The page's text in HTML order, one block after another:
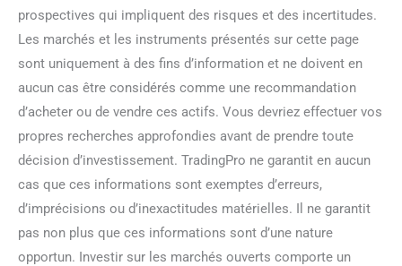
prospectives qui impliquent des risques et des incertitudes.
Les marchés et les instruments présentés sur cette page
sont uniquement à des fins d’information et ne doivent en
aucun cas être considérés comme une recommandation
d’acheter ou de vendre ces actifs. Vous devriez effectuer vos
propres recherches approfondies avant de prendre toute
décision d’investissement. TradingPro ne garantit en aucun
cas que ces informations sont exemptes d’erreurs,
d’imprécisions ou d’inexactitudes matérielles. Il ne garantit
pas non plus que ces informations sont d’une nature
opportun. Investir sur les marchés ouverts comporte un